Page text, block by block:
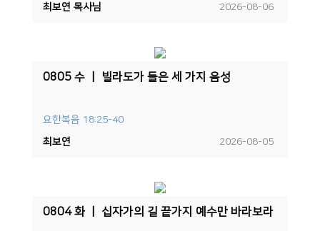
2026-08-06
최보연 목사님
0805 수 ㅣ 빌라도가 들은 세 가지 음성
요한복음 18:25-40
2026-08-05
최보연
0804 화 ㅣ 십자가의 길 끝가지 예수만 바라보라